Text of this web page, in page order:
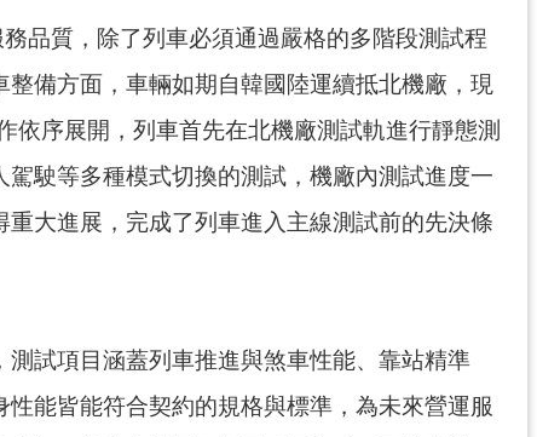
品質，除了列車必須通過嚴格的多階段測試程
備方面，車輛如期自韓國陸運續抵北機廠，現
序展開，列車首先在北機廠測試軌進行靜態測
駛等多種模式切換的測試，機廠內測試進度一
大進展，完成了列車進入主線測試前的先決條
試項目涵蓋列車推進與煞車性能、靠站精準
能皆能符合契約的規格與標準，為未來營運服